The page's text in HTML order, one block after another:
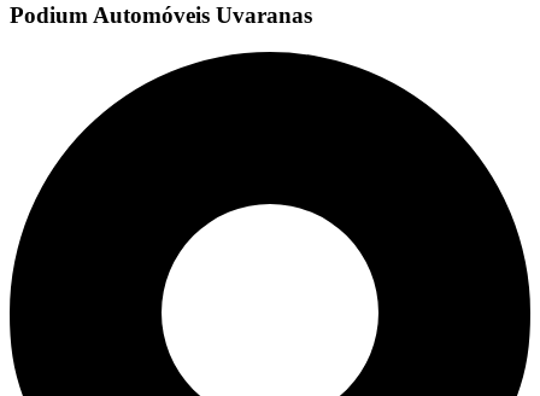
Podium Automóveis Uvaranas